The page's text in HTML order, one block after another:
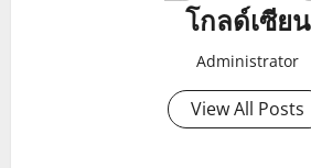
โกลด์เซียน
Administrator
View All Posts